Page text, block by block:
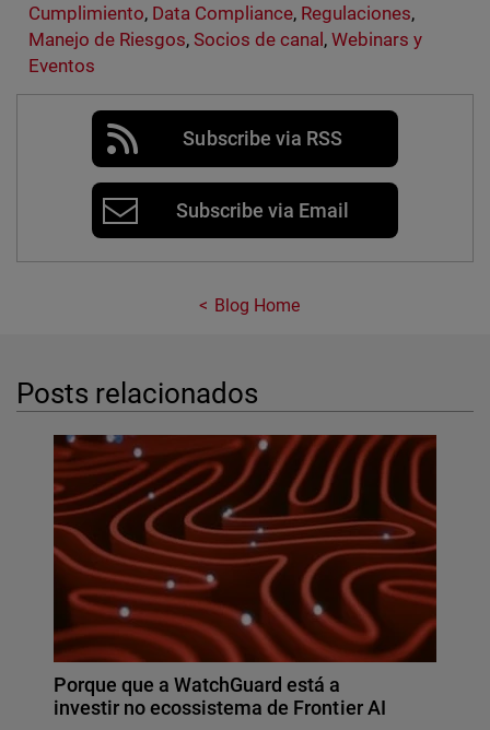
Cumplimiento, Data Compliance, Regulaciones,
Manejo de Riesgos, Socios de canal ,Webinars y
Eventos
Subscribe via RSS
Subscribe via Email
Blog Home
Posts relacionados
Porque que a WatchGuard está a
investir no ecossistema de Frontier AI